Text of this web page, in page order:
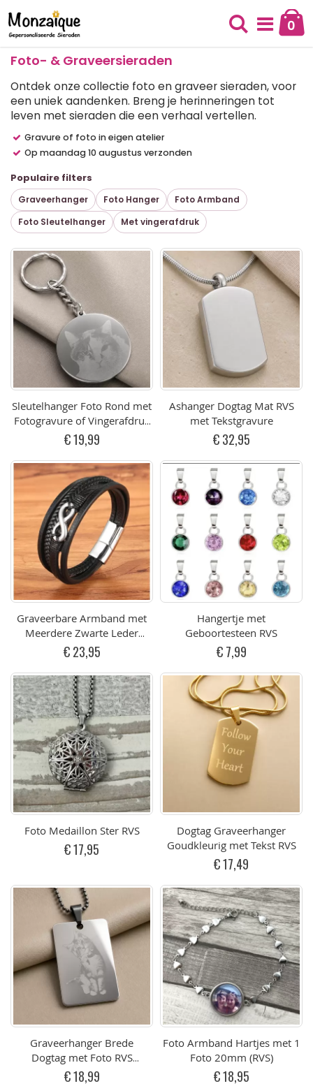
naar
de
inhoud
Cart
0
Zoek
Foto- & Graveersieraden
Ontdek onze collectie foto en graveer sieraden,voor
een uniek aandenken. Breng je herinneringen tot
leven met sieraden die een verhaal vertellen.
Gravure of foto in eigen atelier
Op maandag 10 augustus verzonden
Populaire filters
Graveerhanger Foto Hanger
Foto Armband
Foto Sleutelhanger
Met vingerafdruk
Sleutelhanger Foto Rond met
Fotogravure of Vingerafdruk
RVS
€ 19,99
Ashanger Dogtag Mat RVS
met Tekstgravure
€ 32,95
Graveerbare Armband met
Meerdere Zwarte Leder
Banden Infinity (div.
afmetingen)
€ 23,95
Hangertje met
Geboortesteen RVS
€ 7,99
Foto Medaillon Ster RVS
€ 17,95
Dogtag Graveerhanger
Goudkleurig met Tekst RVS
€ 17,49
Graveerhanger Brede
Dogtag met Foto RVS
Zilverkleurig
€ 18,99
Foto Armband Hartjes met 1
Foto 20mm (RVS)
€ 18,95